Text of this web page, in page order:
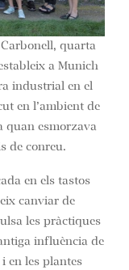
quarta
a Munich
industrial en el
en l’ambient de
quan esmorzava
de conreu.
en els tastos
canviar de
les pràctiques
influència de
en les plantes